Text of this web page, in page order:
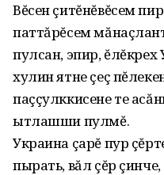
Вĕсен çитĕнĕвĕсем
паттăрĕсем
пулсан, эпир,
хулин ятне çеç
паççулккисене те
ытлашши пулмĕ.
Украина çарĕ пур
пырать, вăл çĕр